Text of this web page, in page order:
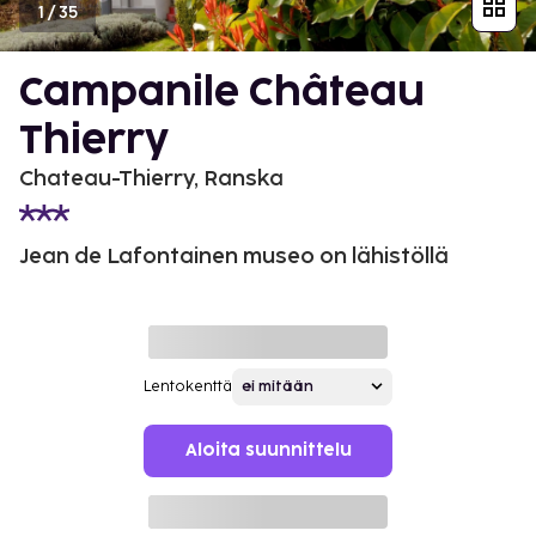
1/35
Campanile Château
Thierry
Chateau-Thierry, Ranska
Jean de Lafontainen museo on lähistöllä
Lentokenttä
Aloita suunnittelu